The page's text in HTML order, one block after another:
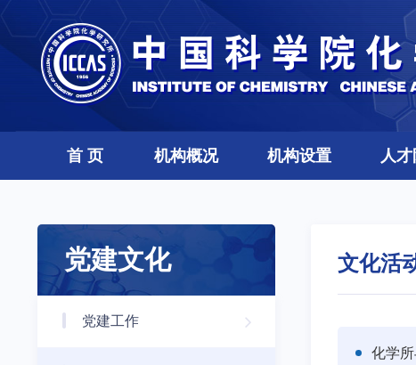
首 页 机构概况 机构设置 人
党建文化
党建工作
文化活
化学